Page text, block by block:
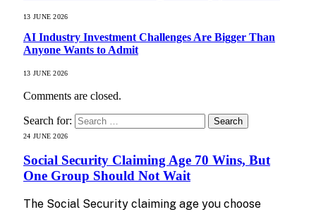
13 JUNE 2026
AI Industry Investment Challenges Are Bigger Than
Anyone Wants to Admit
13 JUNE 2026
Comments are closed.
Search for:
24 JUNE 2026
Social Security Claiming Age 70 Wins, But
One Group Should Not Wait
The Social Security claiming age you choose